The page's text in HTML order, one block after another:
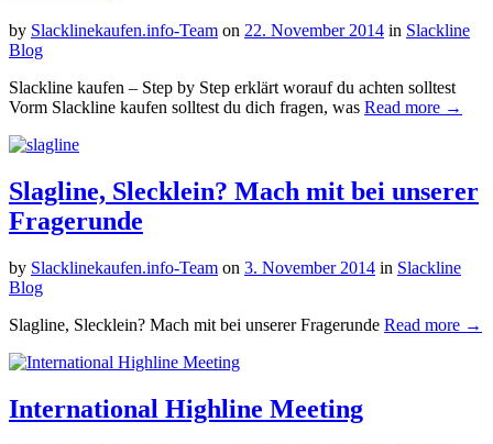
by Slacklinekaufen.info-Team on 22. November 2014 in Slackline
Blog
Slackline kaufen – Step by Step erklärt worauf du achten solltest
Vorm Slackline kaufen solltest du dich fragen, was Read more →
Slagline, Slecklein? Mach mit bei unserer
Fragerunde
by Slacklinekaufen.info-Team on 3. November 2014 in Slackline
Blog
Slagline, Slecklein? Mach mit bei unserer Fragerunde Read more →
International Highline Meeting